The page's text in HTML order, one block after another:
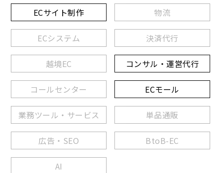
ECサイト制作 物流
ECシステム 決済代行
越境EC コンサル・運営代行
コールセンター ECモール
業務ツール・サービス 単品通販
広告・SEO BtoB-EC
AI